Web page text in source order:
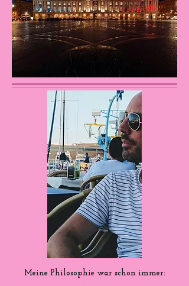
Meine Philosophie war schon immer: